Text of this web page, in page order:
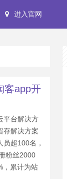
进入官网
客app开
台解决方
存解决方案
超100名，
粉丝2000
，累计为站